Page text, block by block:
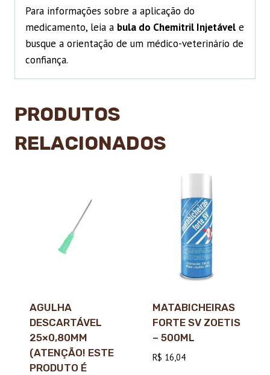
Para informações sobre a aplicação do
medicamento, leia a bula do Chemitril Injetável e
busque a orientação de um médico-veterinário de
confiança.
PRODUTOS
RELACIONADOS
AGULHA
DESCARTÁVEL
25×0,80MM
(ATENÇÃO! ESTE
PRODUTO É
MATABICHEIRAS
FORTE SV ZOETIS
– 500ML
R$ 16,04